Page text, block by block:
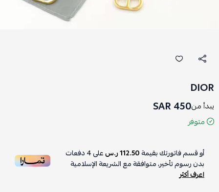
DIOR
يبدأ من450 SAR
متوفر
أو قسم فاتورتك بقيمة112.50 ر.س على4دفعات
بدون رسوم تأخير، متوافقة مع الشريعة الإسلامية
اعرف أكثر